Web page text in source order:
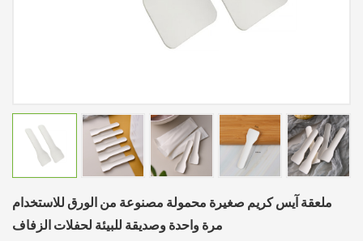
ملعقة آيس كريم صغيرة محمولة مصنوعة من الورق للاستخدام
مرة واحدة وصديقة للبيئة لحفلات الزفاف